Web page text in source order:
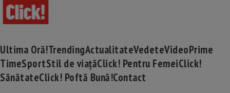
Ultima Oră!TrendingActualitateVedeteVideoPrime
TimeSportStil de viațăClick! Pentru FemeiClick!
SănătateClick! Poftă Bună!Contact